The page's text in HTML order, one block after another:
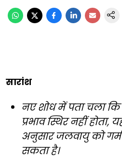
सारांश
नए शोध में पता चला कि
प्रभाव स्थिर नहीं
अनुसार जलवायु को गर्म
सकता है।